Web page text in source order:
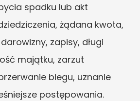
spadku lub akt
żądana kwota,
zapisy, długi
majątku, zarzut
biegu, uznanie
postępowania.